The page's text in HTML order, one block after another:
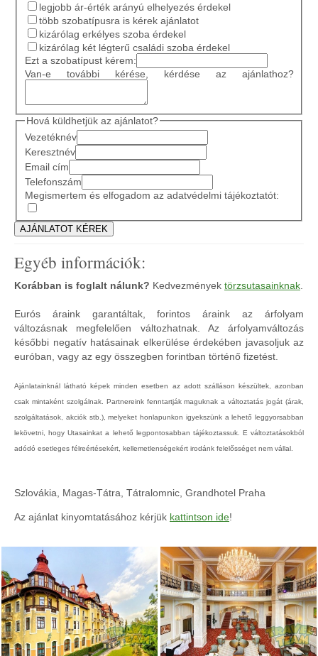
legjobb ár-érték arányú elhelyezés érdekel
több szobatípusra is kérek ajánlatot
kizárólag erkélyes szoba érdekel
kizárólag két légterű családi szoba érdekel
Ezt a szobatípust kérem:
Van-e további kérése, kérdése az ajánlathoz?
Hová küldhetjük az ajánlatot?
Vezetéknév
Keresztnév
Email cím
Telefonszám
Megismertem és elfogadom az adatvédelmi tájékoztatót:
Egyéb információk:
Korábban is foglalt nálunk? Kedvezmények törzsutasainknak.
Eurós áraink garantáltak, forintos áraink az árfolyam
változásnak megfelelően változhatnak. Az árfolyamváltozás
későbbi negatív hatásainak elkerülése érdekében javasoljuk az
euróban, vagy az egy összegben forintban történő fizetést.
Ajánlatainknál látható képek minden esetben az adott szálláson készültek, azonban
csak mintaként szolgálnak. Partnereink fenntartják maguknak a változtatás jogát (árak,
szolgáltatások, akciók stb.), melyeket honlapunkon igyekszünk a lehető leggyorsabban
lekövetni, hogy Utasainkat a lehető legpontosabban tájékoztassuk. E változtatásokból
adódó esetleges félreértésekért, kellemetlenségekért irodánk felelősséget nem vállal.
Szlovákia, Magas-Tátra, Tátralomnic, Grandhotel Praha
Az ajánlat kinyomtatásához kérjük kattintson ide!